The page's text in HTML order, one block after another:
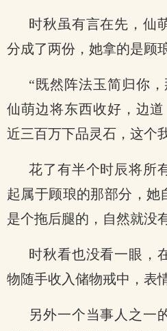
时秋虽有言在先，仙
分成了两份，她拿的是顾
“既然阵法玉简归你
仙萌边将东西收好，边
近三百万下品灵石，这
花了有半个时辰将所
起属于顾琅的那部分，她
是个拖后腿的，自然就没有
时秋看也没看一眼，
物随手收入储物戒中，表
另外一个当事人之一